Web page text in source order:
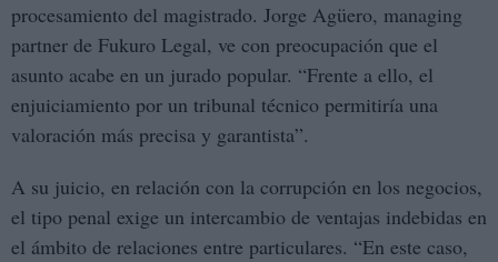
procesamiento del magistrado. Jorge Agüero, managing
partner de Fukuro Legal, ve con preocupación que el
asunto acabe en un jurado popular. “Frente a ello, el
enjuiciamiento por un tribunal técnico permitiría una
valoración más precisa y garantista”.
A su juicio, en relación con la corrupción en los negocios,
el tipo penal exige un intercambio de ventajas indebidas en
el ámbito de relaciones entre particulares. “En este caso,